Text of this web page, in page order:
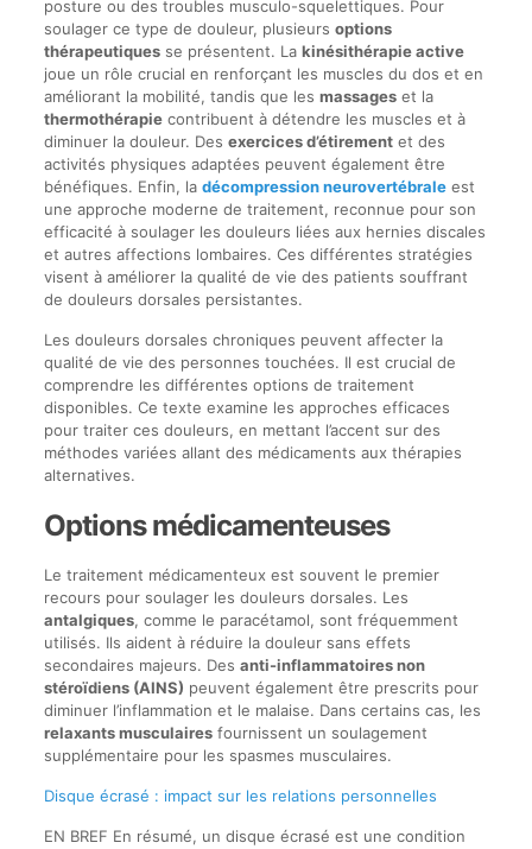
posture ou des troubles musculo-squelettiques. Pour
soulager ce type de douleur, plusieurs options
thérapeutiquesse présentent. La kinésithérapie active
joue un rôle crucial en renforçant les muscles du dos et en
améliorant la mobilité, tandis que les massageset la
thermothérapiecontribuent à détendre les muscles et à
diminuer la douleur. Des exercices d’étirementet des
activités physiques adaptées peuvent également être
bénéfiques. Enfin, la décompression neurovertébraleest
une approche moderne de traitement, reconnue pour son
efficacité à soulager les douleurs liées aux hernies discales
et autres affections lombaires. Ces différentes stratégies
visent à améliorer la qualité de vie des patients souffrant
de douleurs dorsales persistantes.
Les douleurs dorsales chroniques peuvent affecter la
qualité de vie des personnes touchées. Il est crucial de
comprendre les différentes options de traitement
disponibles. Ce texte examine les approches efficaces
pour traiter ces douleurs, en mettant l’accent sur des
méthodes variées allant des médicaments aux thérapies
alternatives.
Options médicamenteuses
Le traitement médicamenteux est souvent le premier
recours pour soulager les douleurs dorsales. Les
antalgiques, comme le paracétamol, sont fréquemment
utilisés. Ils aident à réduire la douleur sans effets
secondaires majeurs. Des anti-inflammatoires non
stéroïdiens (AINS) peuvent également être prescrits pour
diminuer l’inflammation et le malaise. Dans certains cas, les
relaxants musculairesfournissent un soulagement
supplémentaire pour les spasmes musculaires.
Disque écrasé : impact sur les relations personnelles
EN BREF En résumé, un disque écrasé est une condition